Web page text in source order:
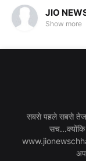
JIO
Show more
सबसे पहले सबसे